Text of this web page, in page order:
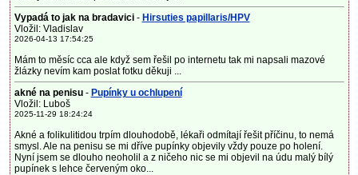
Vypadá to jak na bradavici - Hirsuties papillaris/HPV
Vložil: Vladislav
2026-04-13 17:54:25
Mám to měsíc cca ale když sem řešil po internetu tak mi napsali mazové
žlázky nevím kam poslat fotku děkuji ...
akné na penisu- Pupínky u ochlupení
Vložil: Luboš
2025-11-29 18:24:24
Akné a folikulitidou trpím dlouhodobě, lékaři odmítají řešit příčinu, to nemá
smysl. Ale na penisu se mi dříve pupínky objevily vždy pouze po holení.
Nyní jsem se dlouho neoholil a z ničeho nic se mi objevil na údu malý bílý
pupínek s lehce červeným oko...